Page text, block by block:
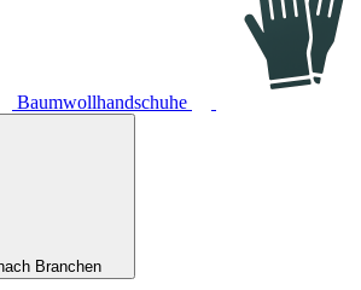
Baumwollhandschuhe
Branchen